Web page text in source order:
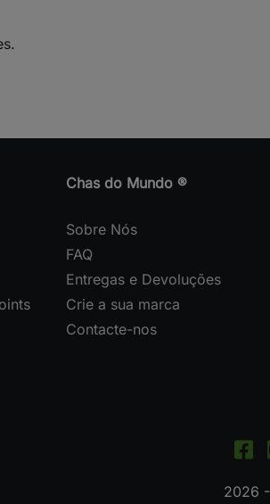
Chas do Mundo ®
Sobre Nós
FAQ
Entregas e Devoluções
Crie a sua marca
Contacte-nos
2026